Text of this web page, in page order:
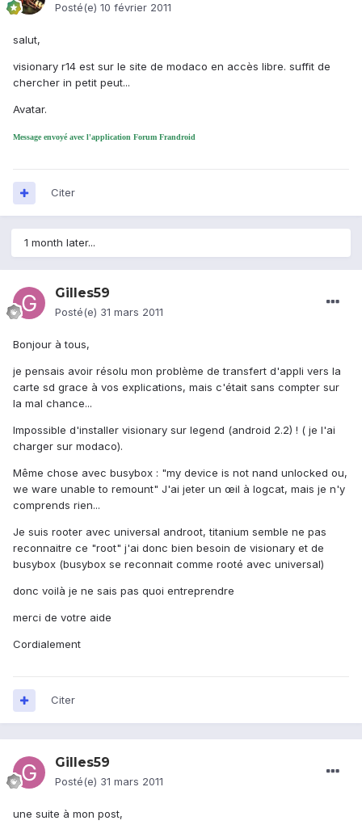
Posté(e) 10 février 2011
salut,
visionary r14 est sur le site de modaco en accès libre. suffit de
chercher in petit peut...
Avatar.
Message envoyé avec l'application Forum Frandroid
Citer
1 month later...
Gilles59
Posté(e) 31 mars 2011
Bonjour à tous,
je pensais avoir résolu mon problème de transfert d'appli vers la
carte sd grace à vos explications, mais c'était sans compter sur
la mal chance...
Impossible d'installer visionary sur legend (android 2.2) ! ( je l'ai
charger sur modaco).
Même chose avec busybox : "my device is not nand unlocked ou,
we ware unable to remount" J'ai jeter un œil à logcat, mais je n'y
comprends rien...
Je suis rooter avec universal androot, titanium semble ne pas
reconnaitre ce "root" j'ai donc bien besoin de visionary et de
busybox (busybox se reconnait comme rooté avec universal)
donc voilà je ne sais pas quoi entreprendre
merci de votre aide
Cordialement
Citer
Gilles59
Posté(e) 31 mars 2011
une suite à mon post,